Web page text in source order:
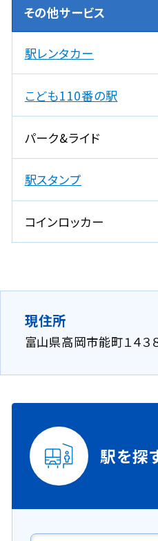
その他サービス
駅レンタカー
こども110番の駅
パーク&ライド
駅スタンプ
コインロッカー
現住所
富山県高岡市能町１４３
駅を探